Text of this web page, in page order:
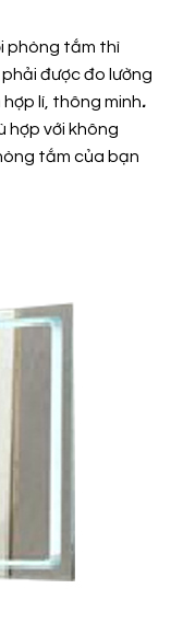
phòng tắm thì
được đo lường
lí, thông minh.
hợp với không
tắm của bạn